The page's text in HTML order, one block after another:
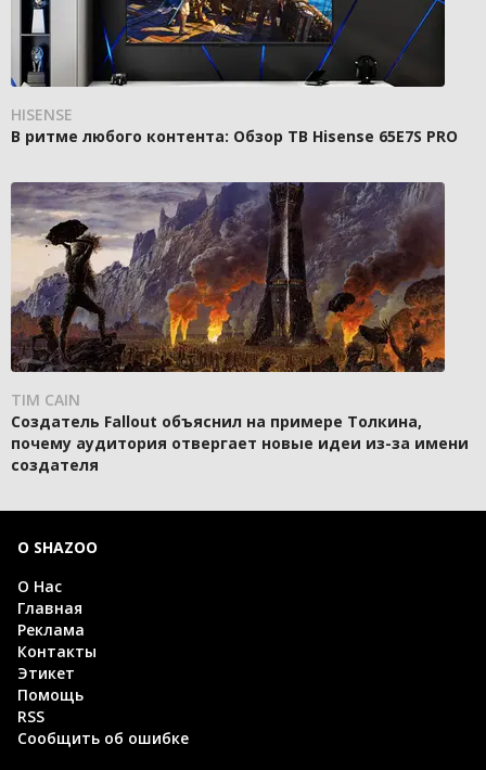
HISENSE
В ритме любого контента: Обзор ТВ Hisense 65E7S PRO
TIM CAIN
Создатель Fallout объяснил на примере Толкина,
почему аудитория отвергает новые идеи из-за имени
создателя
О SHAZOO
О Нас
Главная
Реклама
Контакты
Этикет
Помощь
RSS
Сообщить об ошибке